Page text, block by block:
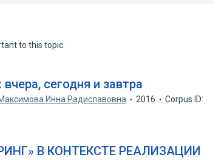
to this topic.
сегодня и завтра
Инна Радиславовна 2016
Corpus ID:
В КОНТЕКСТЕ РЕАЛИЗАЦИИ